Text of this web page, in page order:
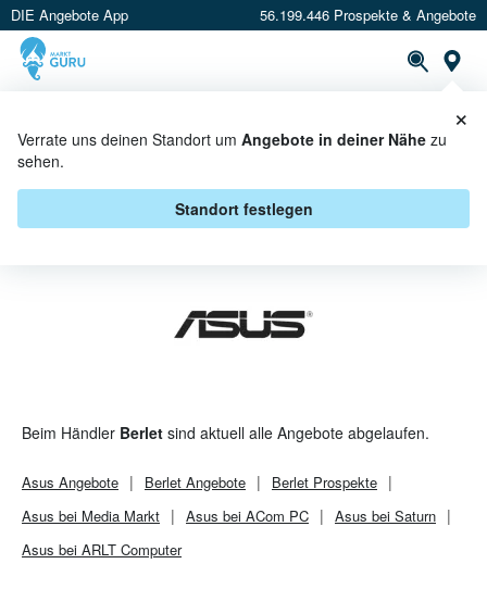
DIE Angebote App 56.199.446 Prospekte & Angebote
Verrate uns deinen Standort um Angebote in deiner Nähe zu
sehen.
Standort festlegen
×
ASUS BEI BERLET - ANGEBOTE &
Beim Händler Berlet sind aktuell alle Angebote abgelaufen.
Asus Angebote Berlet Angebote Berlet Prospekte
Asus bei Media Markt
Asus bei ACom PC
Asus bei Saturn
Asus bei ARLT Computer